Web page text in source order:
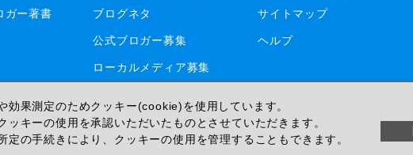
ガー著書 ブログネタ
公式ブロガー募集
ローカルメディア募集
サイトマップ
ヘルプ
果測定のためクッキー(cookie)を使用しています。
キーの使用を承認いただいたものとさせていただきます。
の手続きにより、クッキーの使用を管理することもできます。